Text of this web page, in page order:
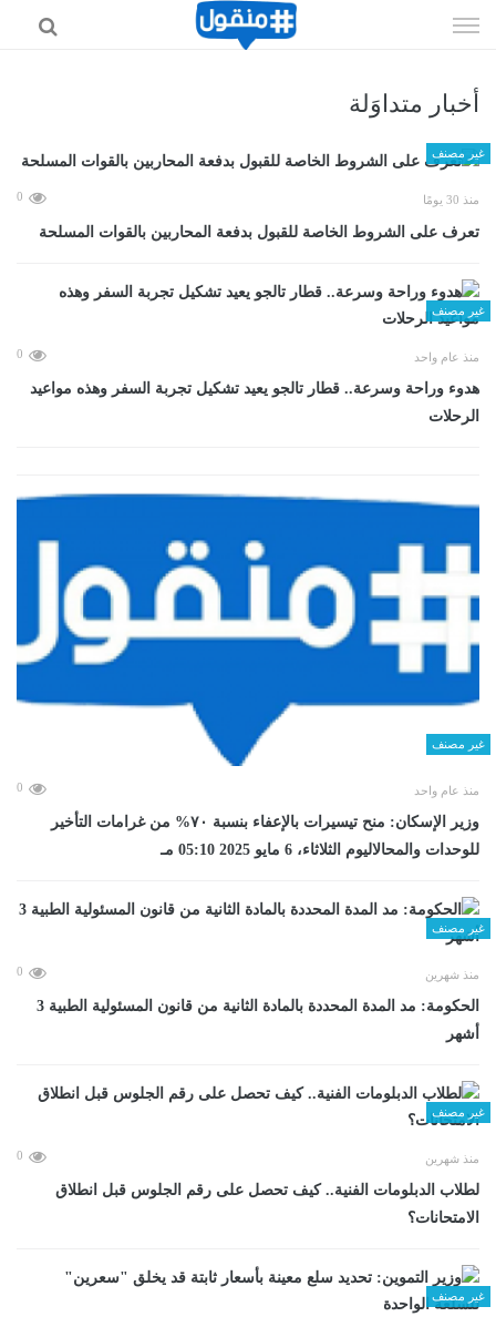
الى
أخبار متداوَلة
غير مصنف
منذ 30 يومًا 0
تعرف على الشروط الخاصة للقبول بدفعة المحاربين بالقوات المسلحة
غير مصنف
منذ عام واحد 0
هدوء وراحة وسرعة.. قطار تالجو يعيد تشكيل تجربة السفر وهذه مواعيد
الرحلات
غير مصنف
منذ عام واحد 0
وزير الإسكان: منح تيسيرات بالإعفاء بنسبة ٧٠% من غرامات التأخير
للوحدات والمحالاليوم الثلاثاء، 6 مايو 2025 05:10 مـ
غير مصنف
منذ شهرين 0
الحكومة: مد المدة المحددة بالمادة الثانية من قانون المسئولية الطبية 3
أشهر
غير مصنف
منذ شهرين 0
لطلاب الدبلومات الفنية.. كيف تحصل على رقم الجلوس قبل انطلاق
الامتحانات؟
غير مصنف